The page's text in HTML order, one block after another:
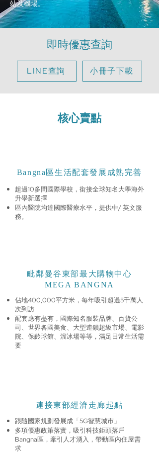
站及機場。
即時優惠查詢
LINE查詢 小冊子下載
核心賣點
Bangna區生活配套發展成熟完善
超過10多間國際學校，銜接全球知名大學海外
升學新選擇
區內醫院均達國際醫療水平，提供中/ 英文服
務。
毗鄰曼谷東部最大購物中心
MEGA BANGNA
佔地400,000平方米，每年吸引超過5千萬人
次到訪
配套應有盡有，國際知名服裝品牌、百貨公
司、世界各國美食、大型連鎖超級市場、電影
院、保齡球館、溜冰場等等，滿足日常生活需
要
連接東部經濟走廊起點
跟隨國家規劃發展成「5G智慧城市」
多項優惠政策落實，吸引科技鉅頭落戶
Bangna區，牽引人才湧入，帶動區內住屋需
求